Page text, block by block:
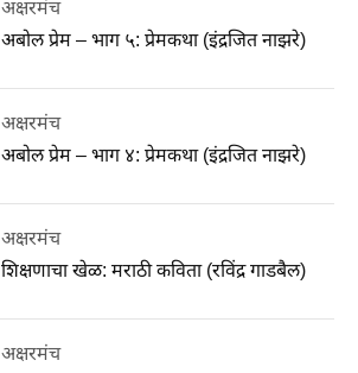
अक्षरमंच
अबोल प्रेम – भाग ५: प्रेमकथा (इंद्रजित नाझरे)
अक्षरमंच
अबोल प्रेम – भाग ४: प्रेमकथा (इंद्रजित नाझरे)
अक्षरमंच
शिक्षणाचा खेळ: मराठी कविता (रविंद्र गाडबैल)
अक्षरमंच